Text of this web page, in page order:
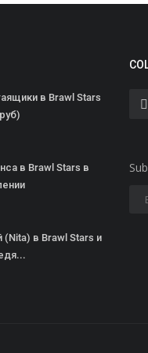
в Brawl Stars
в Brawl Stars в
(Nita) в Brawl Stars и